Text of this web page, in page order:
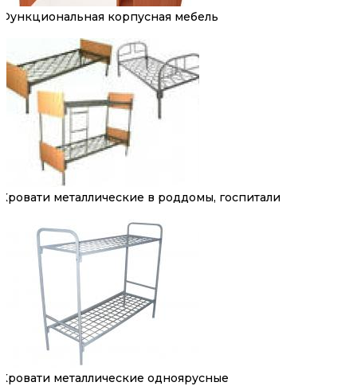
Функциональная корпусная мебель
Кровати металлические в роддомы, госпитали
Кровати металлические одноярусные